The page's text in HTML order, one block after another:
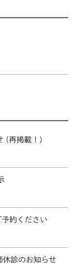
(再掲載！）
約ください
診のお知らせ